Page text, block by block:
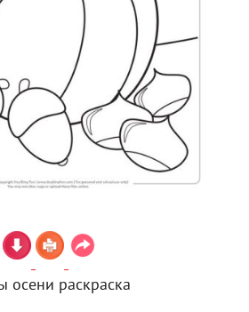
осени раскраска